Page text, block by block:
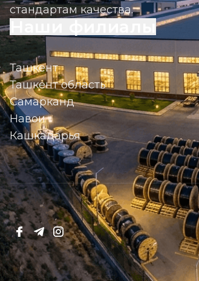
стандартам качества.
Наши филиалы
Ташкент
Ташкент область
Самарканд
Навои
Кашкадарья